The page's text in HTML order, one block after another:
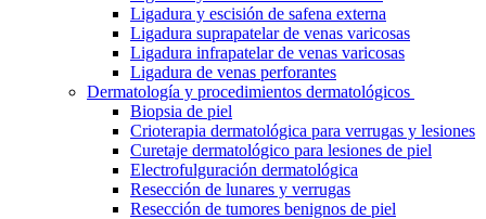
Ligadura y escisión de safena externa
Ligadura suprapatelar de venas varicosas
Ligadura infrapatelar de venas varicosas
Ligadura de venas perforantes
Dermatología y procedimientos dermatológicos
Biopsia de piel
Crioterapia dermatológica para verrugas y lesiones
Curetaje dermatológico para lesiones de piel
Electrofulguración dermatológica
Resección de lunares y verrugas
Resección de tumores benignos de piel